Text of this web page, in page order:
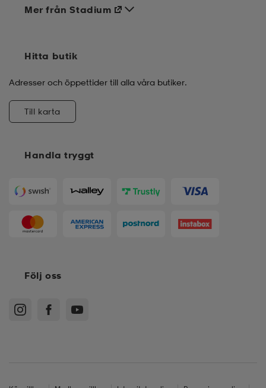
Handla tryggt
Mer från Stadium
Hitta butik
Adresser och öppettider till alla våra butiker.
Till karta
Följ oss